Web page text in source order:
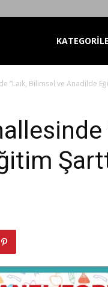
“Laik, Bilimsel ve Anadilde